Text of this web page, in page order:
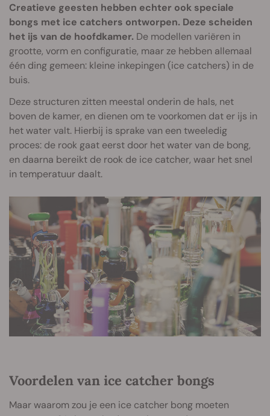
Creatieve geesten hebben echter ook speciale
bongs met ice catchers ontworpen. Deze scheiden
het ijs van de hoofdkamer. De modellen variëren in
grootte, vorm en configuratie, maar ze hebben allemaal
één ding gemeen: kleine inkepingen (ice catchers) in de
buis.
Deze structuren zitten meestal onderin de hals, net
boven de kamer, en dienen om te voorkomen dat er ijs in
het water valt. Hierbij is sprake van een tweeledig
proces: de rook gaat eerst door het water van de bong,
en daarna bereikt de rook de ice catcher, waar het snel
in temperatuur daalt.
Voordelen van ice catcher bongs
Maar waarom zou je een ice catcher bong moeten